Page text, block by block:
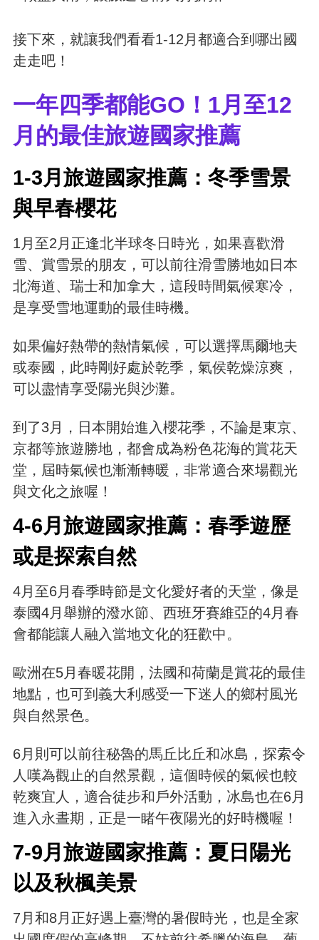
接下來，就讓我們看看1-12月都適合到哪出國
走走吧！
一年四季都能GO！1月至12
月的最佳旅遊國家推薦
1-3月旅遊國家推薦：冬季雪景
與早春櫻花
1月至2月正逢北半球冬日時光，如果喜歡滑
雪、賞雪景的朋友，可以前往滑雪勝地如日本
北海道、瑞士和加拿大，這段時間氣候寒冷，
是享受雪地運動的最佳時機。
如果偏好熱帶的熱情氣候，可以選擇馬爾地夫
或泰國，此時剛好處於乾季，氣侯乾燥涼爽，
可以盡情享受陽光與沙灘。
到了3月，日本開始進入櫻花季，不論是東京、
京都等旅遊勝地，都會成為粉色花海的賞花天
堂，屆時氣候也漸漸轉暖，非常適合來場觀光
與文化之旅喔！
4-6月旅遊國家推薦：春季遊歷
或是探索自然
4月至6月春季時節是文化愛好者的天堂，像是
泰國4月舉辦的潑水節、西班牙賽維亞的4月春
會都能讓人融入當地文化的狂歡中。
歐洲在5月春暖花開，法國和荷蘭是賞花的最佳
地點，也可到義大利感受一下迷人的鄉村風光
與自然景色。
6月則可以前往秘魯的馬丘比丘和冰島，探索令
人嘆為觀止的自然景觀，這個時候的氣候也較
乾爽宜人，適合徒步和戶外活動，冰島也在6月
進入永晝期，正是一睹午夜陽光的好時機喔！
7-9月旅遊國家推薦：夏日陽光
以及秋楓美景
7月和8月正好遇上臺灣的暑假時光，也是全家